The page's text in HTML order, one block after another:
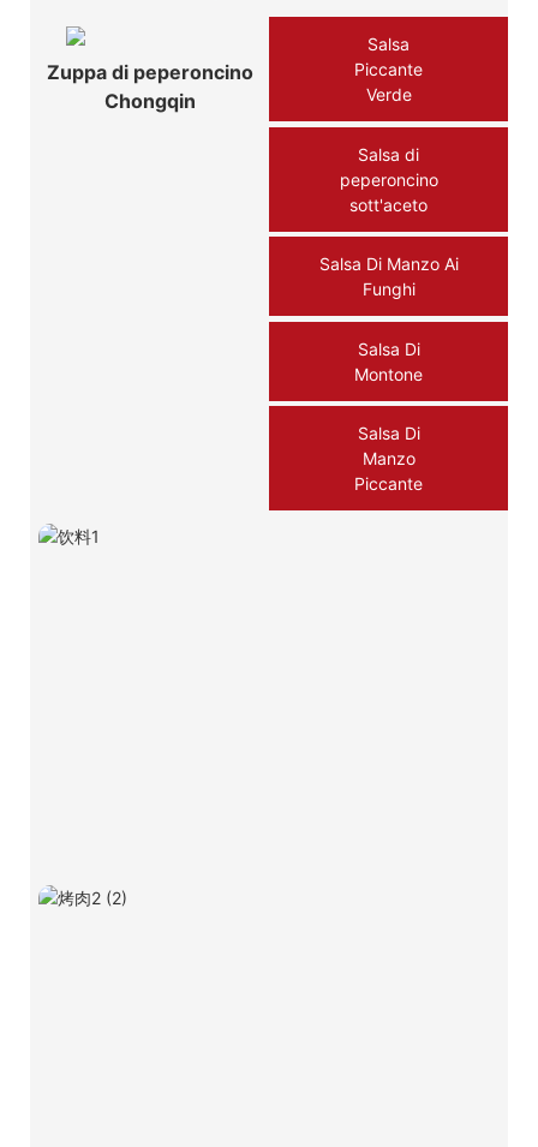
Zuppa di peperoncino
Chongqin
Salsa
Piccante
Verde
Salsa di
peperoncino
sott'aceto
Salsa Di Manzo Ai
Funghi
Salsa Di
Montone
Salsa Di
Manzo
Piccante